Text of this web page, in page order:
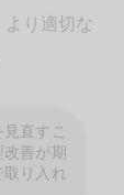
り適切な
直すこ
善が期
り入れ